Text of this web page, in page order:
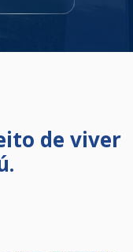
de viver